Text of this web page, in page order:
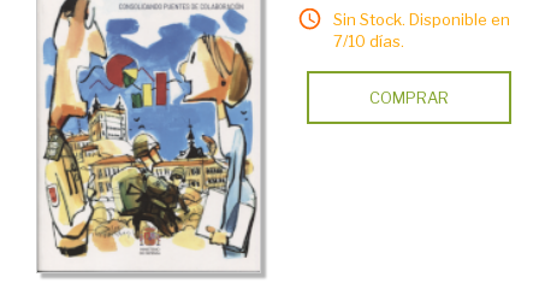
Sin Stock. Disponible en
7/10 días.
COMPRAR